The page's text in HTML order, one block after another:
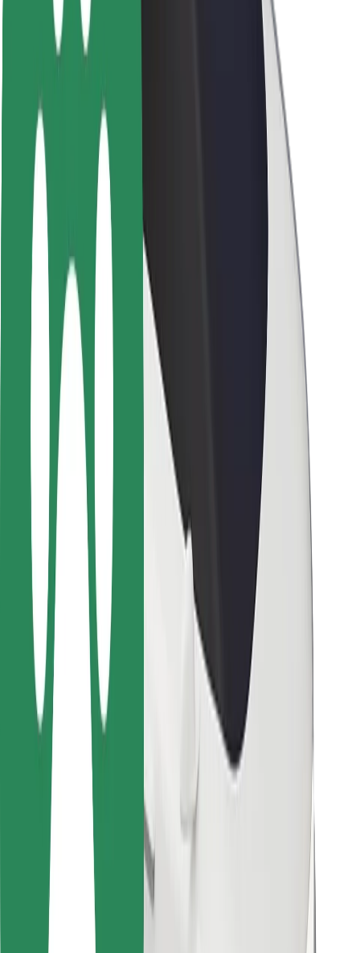
ბრენდი
მედია
მგზავრების უსაფრთხოება
მძღოლების უსაფრთხოება
სკუტერის უსაფრთხოება
უსაფრთხოება
ქალაქები
ლოკაციები
ქალაქი უკეთესობისკენ
აეროპორტები
Bolt-ის დასატენი სადგური
მხარდაჭერა
მგზავრებისთვის
მძღოლებისთვის
კურიერებისთვის
Bolt Food
ავტოპარკის მფლობელებისთვის
რესტორნებისთვის
Bolt for Business
სხვა
მომწოდებლები
წესები და პირობები
Cookies
უსაფრთხოება
გადმოწერე Bolt
იპოვე შენი საყვარელი კერძები!
გადმოწერე Bolt Food